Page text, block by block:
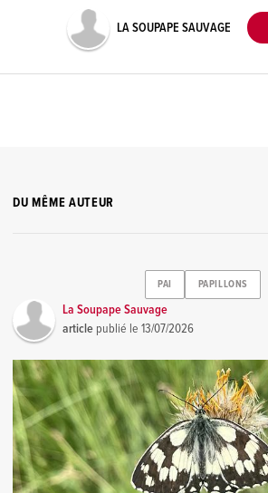
LA SOUPAPE SAUVAGE
DU MÊME AUTEUR
PAI PAPILLONS
La Soupape Sauvage
article publié le13/07/2026